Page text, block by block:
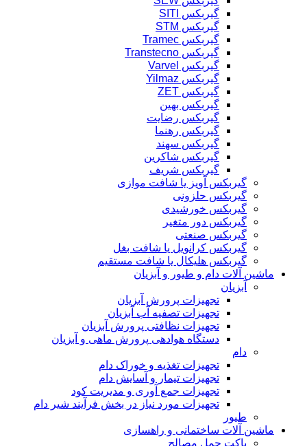
گیربکس SITI
گیربکس STM
گیربکس Tramec
گیربکس Transtecno
گیربکس Varvel
گیربکس Yilmaz
گیربکس ZET
گیربکس بهین
گیربکس رضایت
گیربکس رهنما
گیربکس سهند
گیربکس شاکرین
گیربکس شریف
گیربکس آویز یا شافت موازی
گیربکس حلزونی
گیربکس خورشیدی
گیربکس دور متغیر
گیربکس صنعتی
گیربکس کرانویل یا شافت بغل
گیربکس هلیکال یا شافت مستقیم
ماشین آلات دام و طیور و آبزیان
آبزیان
تجهیزات پرورش آبزیان
تجهیزات تصفیه آب آبزیان
تجهیزات نظافتی پرورش آبزیان
دستگاه هوادهی پرورش ماهی و آبزیان
دام
تجهیزات تغذیه و خوراک دام
تجهیزات تیمار و آسایش دام
تجهیزات جمع آوری و مدیریت کود
تجهیزات مورد نیاز در بخش فرآیند شیر دام
طیور
ماشین آلات ساختمانی و راهسازی
باکت حمل مصالح